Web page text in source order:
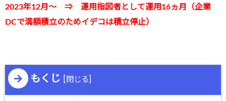
2023年12月～ ⇒ 運用指図者として運用16ヵ月（企業
DCで満額積立のためイデコは積立停止）
もくじ 閉じる